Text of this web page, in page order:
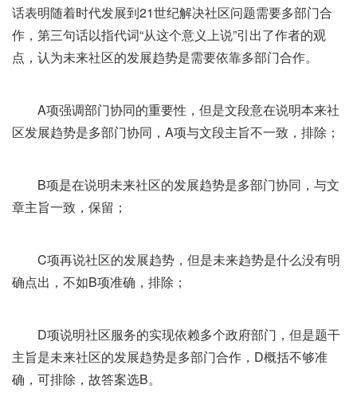
话表明随着时代发展到21世纪解决社区问题需要多部门合
作，第三句话以指代词“从这个意义上说”引出了作者的观
点，认为未来社区的发展趋势是需要依靠多部门合作。
A项强调部门协同的重要性，但是文段意在说明本来社
区发展趋势是多部门协同，A项与文段主旨不一致，排除；
B项是在说明未来社区的发展趋势是多部门协同，与文
章主旨一致，保留；
C项再说社区的发展趋势，但是未来趋势是什么没有明
确点出，不如B项准确，排除；
D项说明社区服务的实现依赖多个政府部门，但是题干
主旨是未来社区的发展趋势是多部门合作，D概括不够准
确，可排除，故答案选B。